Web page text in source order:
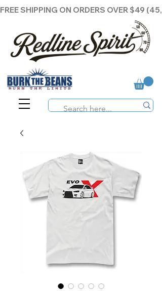
FREE SHIPPING ON ORDERS OVER $49